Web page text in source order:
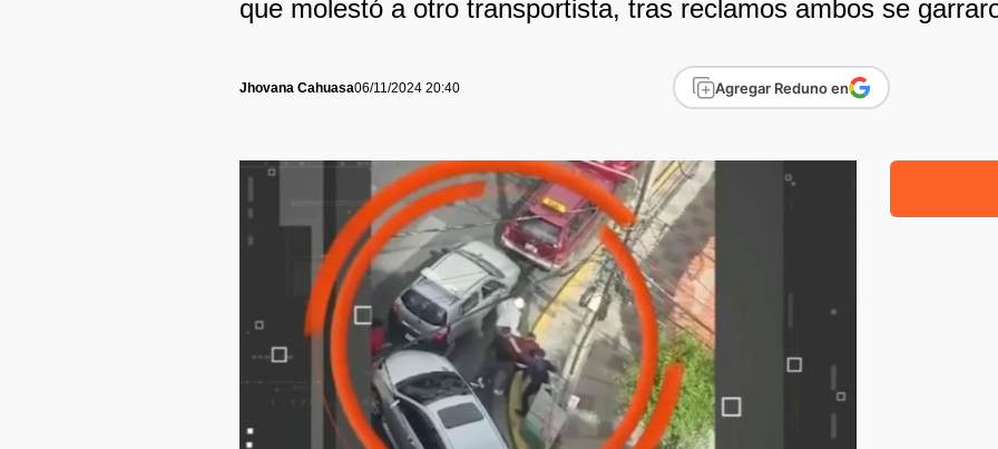
que molestó a otro transportista, tras reclamos ambos se
Jhovana Cahuasa06/11/2024 20:40 Agregar Reduno en